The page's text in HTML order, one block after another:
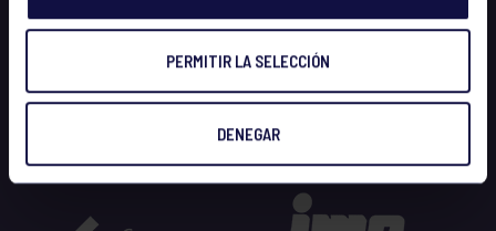
PERMITIR LA SELECCIÓN
DENEGAR